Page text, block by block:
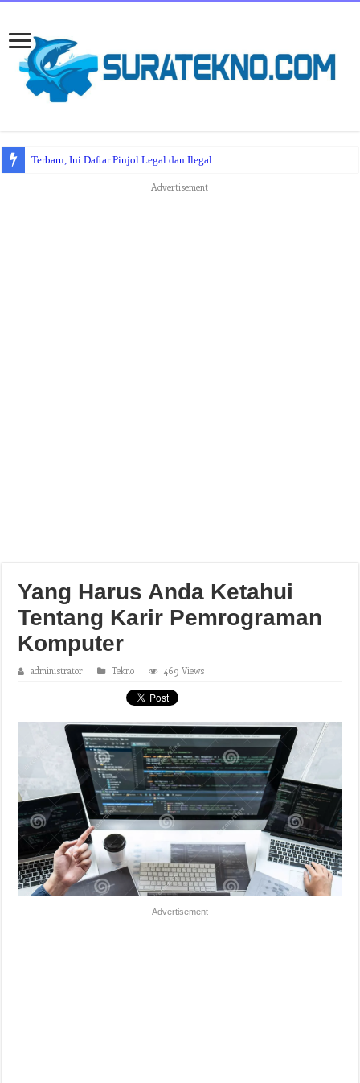
Terbaru, Ini Daftar Pinjol Legal dan Ilegal
Advertisement
Yang Harus Anda Ketahui
Tentang Karir Pemrograman
Komputer
administrator Tekno 469 Views
Advertisement